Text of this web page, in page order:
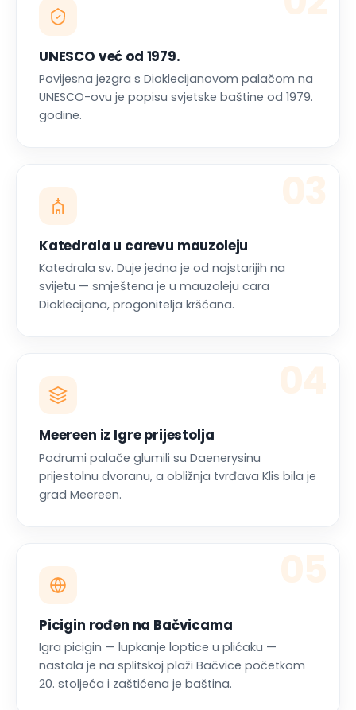
UNESCO već od 1979.
Povijesna jezgra s Dioklecijanovom palačom na
UNESCO-ovu je popisu svjetske baštine od 1979.
godine.
Katedrala u carevu mauzoleju
Katedrala sv. Duje jedna je od najstarijih na
svijetu — smještena je u mauzoleju cara
Dioklecijana, progonitelja kršćana.
Meereen iz Igre prijestolja
Podrumi palače glumili su Daenerysinu
prijestolnu dvoranu, a obližnja tvrđava Klis bila je
grad Meereen.
Picigin rođen na Bačvicama
Igra picigin — lupkanje loptice u plićaku —
nastala je na splitskoj plaži Bačvice početkom
20. stoljeća i zaštićena je baština.